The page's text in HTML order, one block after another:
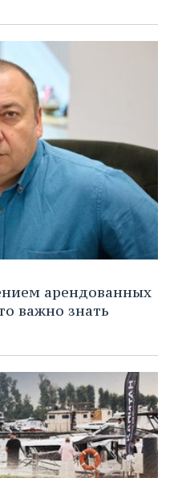
арендованных
важно знать